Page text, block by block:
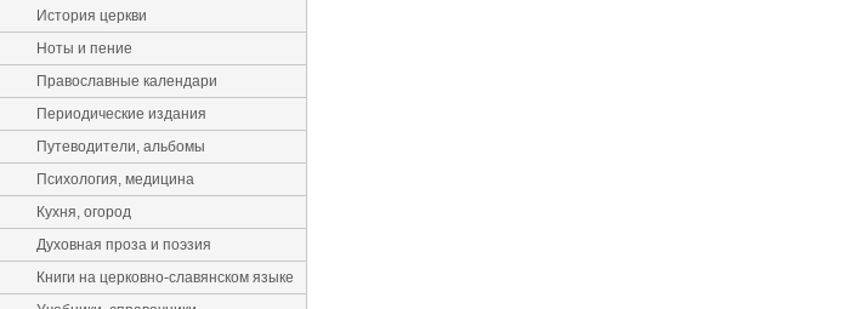
История церкви
Ноты и пение
Православные календари
Периодические издания
Путеводители, альбомы
Психология, медицина
Кухня, огород
Духовная проза и поэзия
Книги на церковно-славянском языке